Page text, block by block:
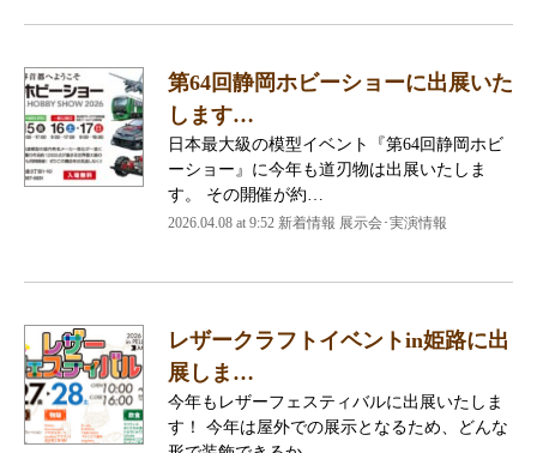
第64回静岡ホビーショーに出展いた
します…
日本最大級の模型イベント『第64回静岡ホビ
ーショー』に今年も道刃物は出展いたしま
す。 その開催が約…
2026.04.08 at 9:52 新着情報 展示会･実演情報
レザークラフトイベントin姫路に出
展しま…
今年もレザーフェスティバルに出展いたしま
す！ 今年は屋外での展示となるため、どんな